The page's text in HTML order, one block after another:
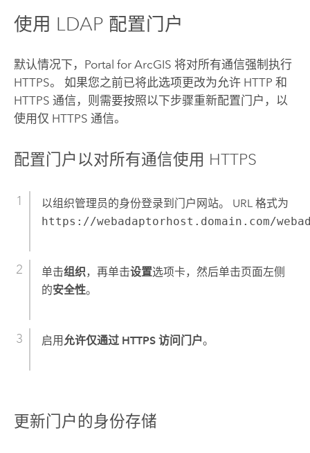
使用 LDAP 配置门户
默认情况下， Portal for ArcGIS 将对所有通信强制执行
HTTPS。 如果您之前已将此选项更改为允许 HTTP 和
HTTPS 通信，则需要按照以下步骤重新配置门户，以
使用仅 HTTPS 通信。
配置门户以对所有通信使用 HTTPS
以组织管理员的身份登录到门户网站。 URL 格式为
https://webadaptorhost.domain.com/
单击组织，再单击设置选项卡，然后单击页面左侧
的安全性。
启用 允许仅通过 HTTPS 访问门户。
更新门户的身份存储